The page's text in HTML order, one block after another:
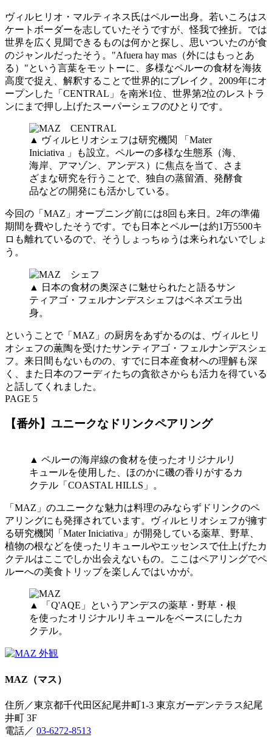
ヴィルヒリオ・マルティネス氏はペルー出身。若いころはス
ケートボーダーを志していたそうですが、怪我で挫折。では
世界を広く見聞できるものは何かと探し、思いついたのが食
のジャンルだったそう。"Afuera hay mas（外にはもっとあ
る）"という言葉をモットーに、多様なペルーの食材を海抜
高度で捉え、解釈することで世界的にブレイク。2009年にオ
ープンした「CENTRAL」を南米1位、世界第2位のレストラ
ンにまで押し上げたスーパーシェフのひとりです。
▲ ヴィルヒリオシェフは研究機関 「Mater
Iniciativa 」も設立。ペルーの多様な生態系（海、
海岸、アマゾン、アンデス）に焦点を当て、さま
ざまな研究を行うことで、独自の蒸留酒、発酵食
品などの開発にも活かしている。
今回の「MAZ」オープニング前には8回も来日。2年の準備
期間を費やしたそうです。でも日本とペルーは約1万5500キ
ロも離れているので、そうしょっちゅうは来られないでしょ
う。
▲ 日本の食材の奥深さに魅せられたと語るサン
ティアゴ・フェルナンデスシェフはベネズエラ出
身。
ということで「MAZ」の厨房をあずかるのは、ヴィルヒリ
オシェフの薫陶を受けたサンティアゴ・フェルナンデスシェ
フ。来日間もないものの、すでに日本産食材への理解も深
く、また日本のフーディたちの貪欲さからも活力を得ている
と話してくれました。
PAGE 5
【番外】ユニークなドリンクペアリング
▲ ペルーの海岸線の食材を使ったオリジナルリ
キュールを使用した、ほのかに磯の香りがするカ
クテル「COASTAL HILLS」。
「MAZ」のユニークな魅力は料理のみならずドリンクのペ
アリングにも発揮されています。ヴィルヒリオシェフが擁す
る研究機関「Mater Iniciativa」が開発している薬草、野草、
植物の根などを使ったリキュールやエッセンスで仕上げたカ
クテルはここでしか出会えないもの。ここはペアリングでペ
ルーへの美食トリップを楽しんではいかが。
▲ 「Q'AQE」というアンデスの薬草・野草・根
を使ったオリジナルリキュールをベースにしたカ
クテル。
MAZ（マス）
住所／東京都千代田区紀尾井町1-3 東京ガーデンテラス紀尾
井町 3F
電話／ 03-6272-8513